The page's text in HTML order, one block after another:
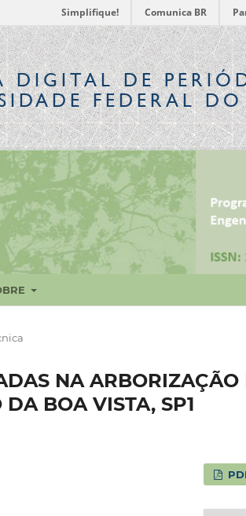
Simplifique! Comunica BR
DIGITALDE
FEDERAL
NA
BOA VISTA, SP1